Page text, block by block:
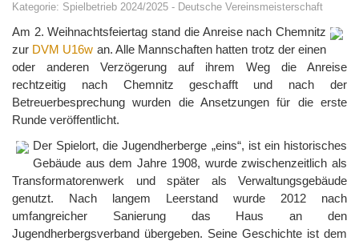
Kategorie: Spielbetrieb 2024/2025 - Deutsche Vereinsmeisterschaft
Am 2. Weihnachtsfeiertag stand die Anreise nach Chemnitz
zur DVM U16w an. Alle Mannschaften hatten trotz der einen
oder anderen Verzögerung auf ihrem Weg die Anreise
rechtzeitig nach Chemnitz geschafft und nach der
Betreuerbesprechung wurden die Ansetzungen für die erste
Runde veröffentlicht.
Der Spielort, die Jugendherberge „eins“, ist ein historisches
Gebäude aus dem Jahre 1908, wurde zwischenzeitlich als
Transformatorenwerk und später als Verwaltungsgebäude
genutzt. Nach langem Leerstand wurde 2012 nach
umfangreicher Sanierung das Haus an den
Jugendherbergsverband übergeben. Seine Geschichte ist dem